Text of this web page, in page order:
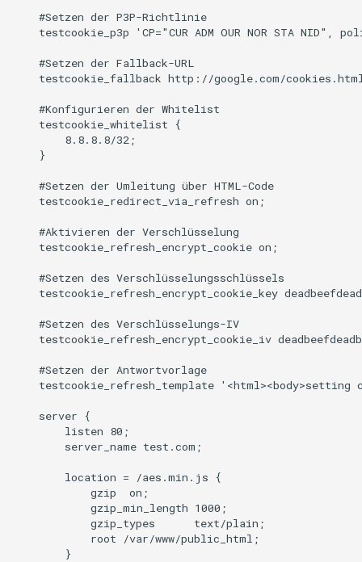
    #Setzen der P3P-Richtlinie
testcookie_p3p 'CP="CUR ADM OUR NOR STA NID",
    #Setzen der Fallback-URL
testcookie_fallback http://google.com/
    #Konfigurieren der Whitelist
    testcookie_whitelist {
        8.8.8.8/32;
    }
    #Setzen der Umleitung über HTML-Code
    testcookie_redirect_via_refresh on;
    #Aktivieren der Verschlüsselung
    testcookie_refresh_encrypt_cookie on;
    #Setzen des Verschlüsselungsschlüssels
testcookie_refresh_encrypt_cookie_key
    #Setzen des Verschlüsselungs-IV
testcookie_refresh_encrypt_cookie_iv
    #Setzen der Antwortvorlage
testcookie_refresh_template
    server {
        listen 80;
        server_name test.com;
        location = /aes.min.js {
            gzip  on;
            gzip_min_length 1000;
            gzip_types      text/plain;
            root /var/www/public_html;
        }